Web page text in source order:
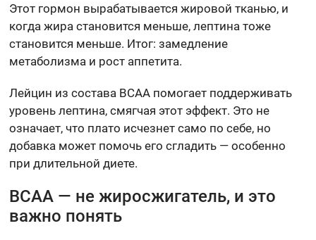
Этот гормон вырабатывается жировой тканью, и
когда жира становится меньше, лептина тоже
становится меньше. Итог: замедление
метаболизма и рост аппетита.
Лейцин из состава BCAA помогает поддерживать
уровень лептина, смягчая этот эффект. Это не
означает, что плато исчезнет само по себе, но
добавка может помочь его сгладить — особенно
при длительной диете.
BCAA — не жиросжигатель, и это
важно понять